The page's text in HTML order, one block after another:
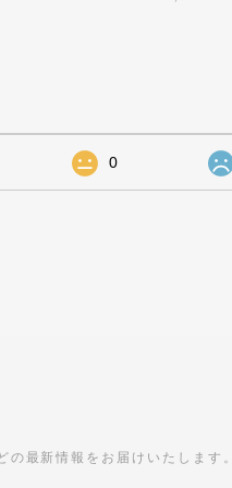
0
の最新情報をお届けいたします。